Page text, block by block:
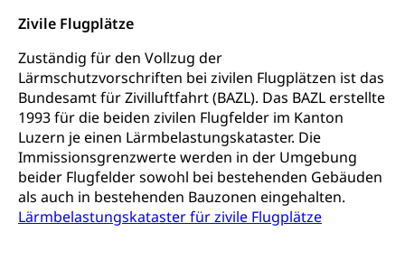
Zivile Flugplätze
Zuständig für den Vollzug der
Lärmschutzvorschriften bei zivilen Flugplätzen ist das
Bundesamt für Zivilluftfahrt (BAZL). Das BAZL erstellte
1993 für die beiden zivilen Flugfelder im Kanton
Luzern je einen Lärmbelastungskataster. Die
Immissionsgrenzwerte werden in der Umgebung
beider Flugfelder sowohl bei bestehenden Gebäuden
als auch in bestehenden Bauzonen eingehalten.
Lärmbelastungskataster für zivile Flugplätze
regionale Erschöpfung, nationale Erschöpfung,
Cassis-deDijon-Prinzip
Lebensmittelkontrolle und
Verbraucherschutz
Krankenversicherung
Unfallversicherung, Berufsunfallversicherung,
Krankheit, Unfall, Prämienverbilligung,
Krankenkasse
Krankenversicherung (WAS Luzern)
Prämienverbilligung (WAS Luzern)
Lebensmittelsicherheit
sichere Lebensmittel, Lebensmittelkontrolle,